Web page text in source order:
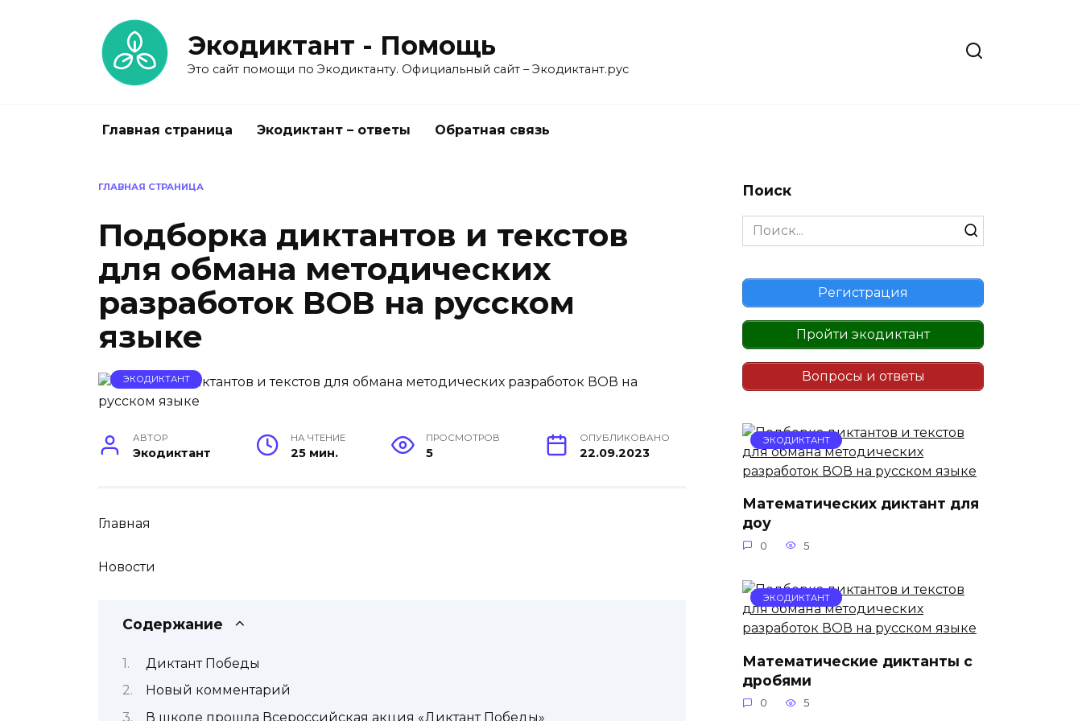
Экодиктант - Помощь
Это сайт помощи по Экодиктанту. Официальный сайт – Экодиктант.рус
Главная страница Экодиктант – ответы Обратная связь
ГЛАВНАЯ СТРАНИЦА
Подборка диктантов и текстов
для обмана методических
разработок ВОВ на русском
языке
ЭКОДИКТАНТ
АВТОР
Экодиктант
НА ЧТЕНИЕ
25 мин.
ПРОСМОТРОВ
5
ОПУБЛИКОВАНО
22.09.2023
Главная
Новости
Содержание
Диктант Победы
Новый комментарий
В школе прошла Всероссийская акция «Диктант Победы»
Поиск
Search
for:
Регистрация
Пройти экодиктант
Вопросы и ответы
ЭКОДИКТАНТ
Математических диктант для
доу
0 5
ЭКОДИКТАНТ
Математические диктанты с
дробями
0 5